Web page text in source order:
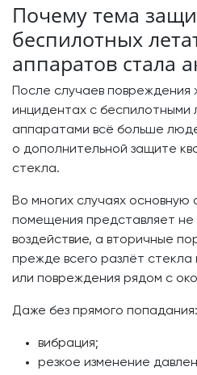
Почему тема
беспилотных
аппаратов стала
После случаев повреждения
инцидентах с беспилотными
аппаратами всё больше
о дополнительной защите
стекла.
Во многих случаях основную
помещения представляет
воздействие, а вторичные
прежде всего разлёт
или повреждения рядом с
Даже без прямого попадания:
вибрация;
резкое изменение